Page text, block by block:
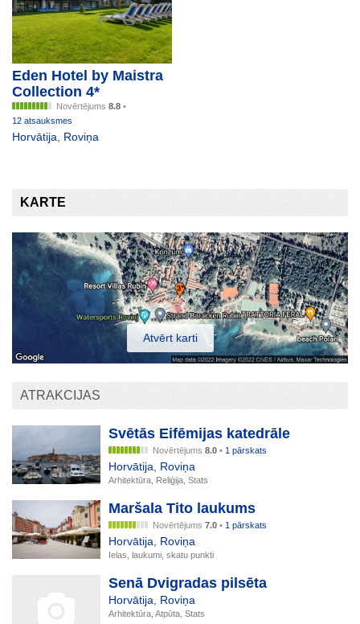
Eden Hotel by Maistra
Collection 4*
Novērtējums 8.8 •
12 atsauksmes
Horvātija Roviņa
KARTE
Atvērt karti
ATRAKCIJAS
Svētās Eifēmijas katedrāle
Novērtējums 8.0 • 1 pārskats
Horvātija Roviņa
Arhitektūra, Reliģija, Stats
Maršala Tito laukums
Novērtējums 7.0 • 1 pārskats
Horvātija Roviņa
Ielas, laukumi, skatu punkti
Senā Dvigradas pilsēta
Horvātija, Roviņa
Arhitektūra, Atpūta, Stats